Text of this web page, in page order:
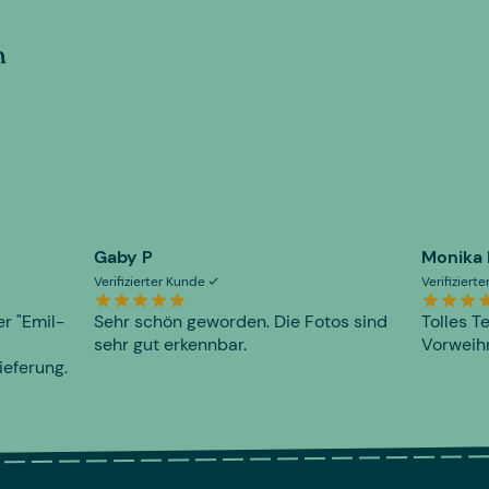
"Emil-
Gaby P
Verifizierter Kunde
Sehr schön geworden. Die Fotos sind
sehr gut erkennbar.
Monika
Tolles